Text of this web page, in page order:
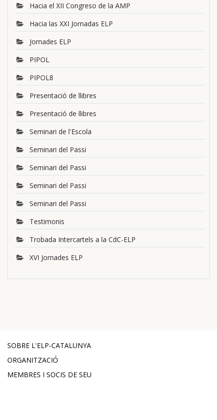
Hacia el XII Congreso de la AMP
Hacia las XXI Jornadas ELP
Jornades ELP
PIPOL
PIPOL8
Presentació de llibres
Presentació de llibres
Seminari de l'Escola
Seminari del Passi
Seminari del Passi
Seminari del Passi
Seminari del Passi
Testimonis
Trobada Intercartels a la CdC-ELP
XVI Jornades ELP
SOBRE L'ELP-CATALUNYA
ORGANITZACIÓ
MEMBRES I SOCIS DE SEU